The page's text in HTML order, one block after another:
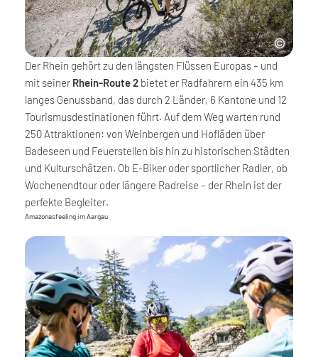
Der Rhein gehört zu den längsten Flüssen Europas – und
mit seiner Rhein-Route 2 bietet er Radfahrern ein 435 km
langes Genussband, das durch 2 Länder, 6 Kantone und 12
Tourismusdestinationen führt. Auf dem Weg warten rund
250 Attraktionen: von Weinbergen und Hofläden über
Badeseen und Feuerstellen bis hin zu historischen Städten
und Kulturschätzen. Ob E-Biker oder sportlicher Radler, ob
Wochenendtour oder längere Radreise – der Rhein ist der
perfekte Begleiter.
Amazonasfeeling im Aargau